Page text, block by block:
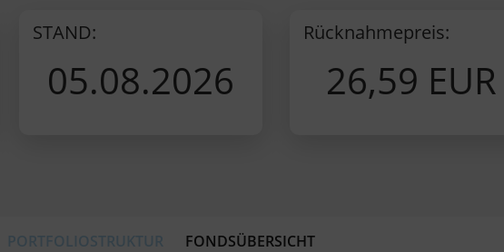
STAND:
05.08.2026
Rücknahmepreis:
26,59 EUR
PORTFOLIOSTRUKTUR FONDSÜBERSICHT